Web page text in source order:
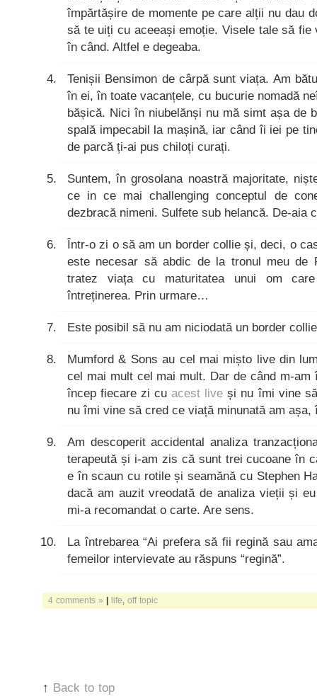
împărtășire de momente pe care alții nu dau
să te uiți cu aceeași emoție. Visele tale să fie
în când. Altfel e degeaba.
Tenișii Bensimon de cârpă sunt viața. Am
în ei, în toate vacanțele, cu bucurie nomadă
bășică. Nici în niubelănși nu mă simt așa de
spală impecabil la mașină, iar când îi iei pe
de parcă ți-ai pus chiloți curați.
Suntem, în grosolana noastră majoritate,
ce in ce mai challenging conceptul de
dezbracă nimeni. Sulfete sub helancă. De-aia
Într-o zi o să am un border collie și, deci, o
este necesar să abdic de la tronul meu de
tratez viața cu maturitatea unui om
întreținerea. Prin urmare…
Este posibil să nu am niciodată un border
Mumford & Sons au cel mai mișto live din
cel mai mult cel mai mult. Dar de când m-am
încep fiecare zi cu acest liveși nu îmi vine
nu îmi vine să cred ce viață minunată am așa,
Am descoperit accidental analiza
terapeută și i-am zis că sunt trei cucoane în
e în scaun cu rotile și seamănă cu Stephen
dacă am auzit vreodată de analiza vieții și
mi-a recomandat o carte. Are sens.
La întrebarea “Ai prefera să fii regină sau
femeilor intervievate au răspuns “regină”.
4 comments » | life off topic
↑ Back to top